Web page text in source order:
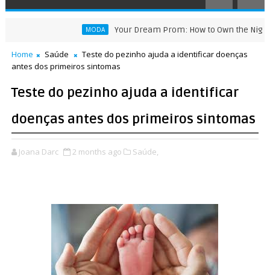
Your Dream Prom: How to Own the Night in
Home Saúde
Teste do pezinho ajuda a identificar doenças
antes dos primeiros sintomas
Teste do pezinho ajuda a identificar
doenças antes dos primeiros sintomas
Joana Darc 2 months ago Saúde,